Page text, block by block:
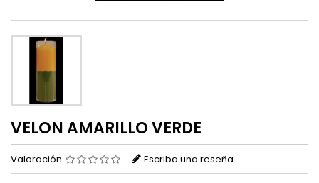
VELON AMARILLO VERDE
Valoración Escriba una reseña